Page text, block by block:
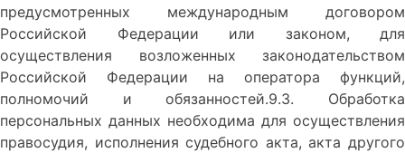
предусмотренных международным договором
Российской Федерации или законом, для
осуществления возложенных законодательством
Российской Федерации на оператора функций,
полномочий и обязанностей.9.3. Обработка
персональных данных необходима для осуществления
правосудия, исполнения судебного акта, акта другого